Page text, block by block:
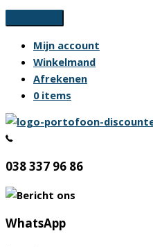
Ga
naar
inhoud
Mijn account
Winkelmand
Afrekenen
0 items
038 337 96 86
WhatsApp